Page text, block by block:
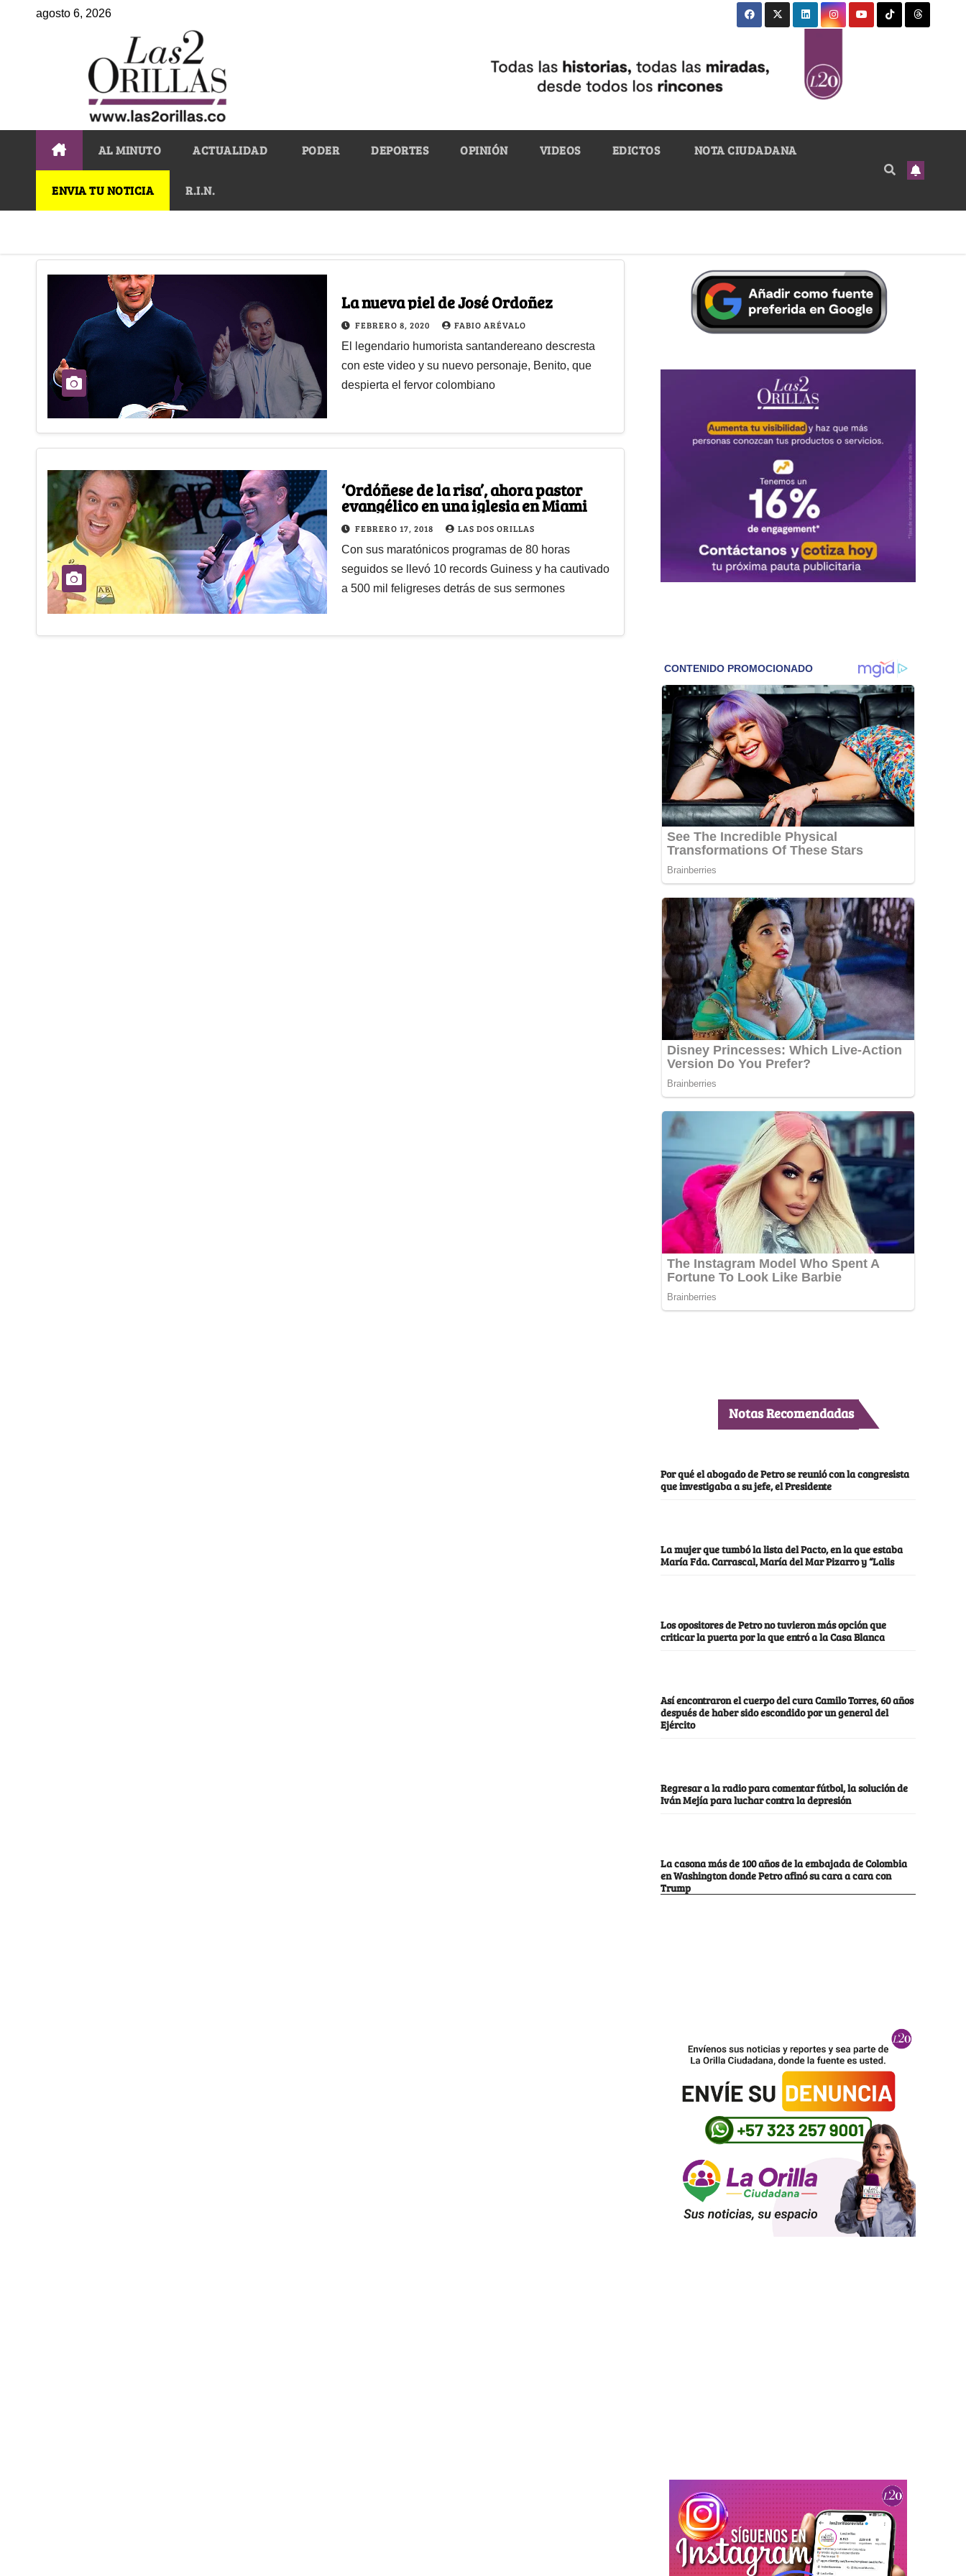
agosto 6, 2026
AL MINUTO ACTUALIDAD PODER DEPORTES OPINIÓN VIDEOS EDICTOS NOTA CIUDADANA
ENVIA TU NOTICIA R.I.N.
La nueva piel de José Ordoñez
FEBRERO 8, 2020 FABIO ARÉVALO
El legendario humorista santandereano descresta
con este video y su nuevo personaje, Benito, que
despierta el fervor colombiano
‘Ordóñese de la risa’, ahora pastor
evangélico en una iglesia en Miami
FEBRERO 17, 2018 LAS DOS ORILLAS
Con sus maratónicos programas de 80 horas
seguidos se llevó 10 records Guiness y ha cautivado
a 500 mil feligreses detrás de sus sermones
Notas Recomendadas
Por qué el abogado de Petro se reunió con la congresista
que investigaba a su jefe, el Presidente
La mujer que tumbó la lista del Pacto, en la que estaba
María Fda. Carrascal, María del Mar Pizarro y “Lalis
Los opositores de Petro no tuvieron más opción que
criticar la puerta por la que entró a la Casa Blanca
Así encontraron el cuerpo del cura Camilo Torres, 60 años
después de haber sido escondido por un general del
Ejército
Regresar a la radio para comentar fútbol, la solución de
Iván Mejía para luchar contra la depresión
La casona más de 100 años de la embajada de Colombia
en Washington donde Petro afinó su cara a cara con
Trump